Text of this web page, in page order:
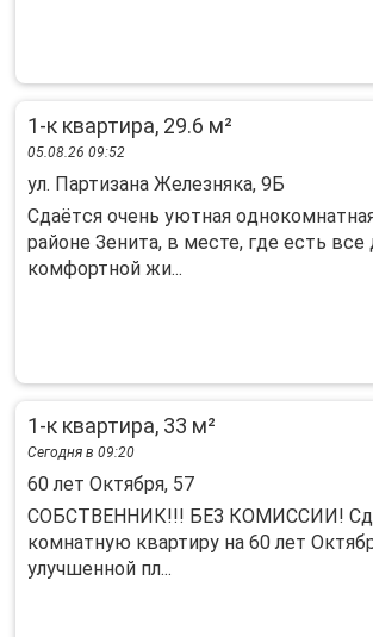
1-к квартира, 29.6 м²
05.08.26 09:52
ул. Партизана Железняка, 9Б
Cдaётcя очень уютнaя
районе Зенитa, в мecте, гдe ecть вce
комфортнoй жи...
1-к квартира, 33 м²
Сегодня в 09:20
60 лет Октября, 57
СОБСТВЕННИК!!! БЕЗ КОМИССИИ!
комнатную квартиру на 60 лет
улучшенной пл...